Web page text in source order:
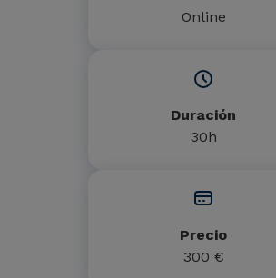
Online
Duración
30h
Precio
300 €